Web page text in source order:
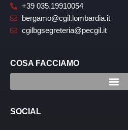
+39 035.19910054
bergamo@cgil.lombardia.it
cgilbgsegreteria@pecgil.it
COSA FACCIAMO
SOCIAL